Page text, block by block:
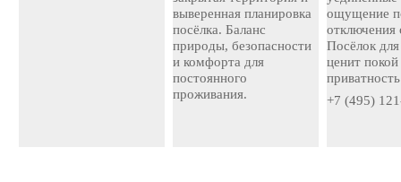
выверенная планировка
посёлка. Баланс
природы, безопасности
и комфорта для
постоянного
проживания.
ощущение
отключения
Посёлок
ценит
приватность
+7 (495)